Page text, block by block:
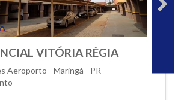
VITÓRIA RÉGIA
Aeroporto - Maringá - PR